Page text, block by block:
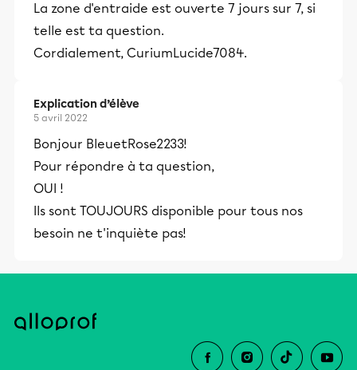
La zone d'entraide est ouverte 7 jours sur 7, si
telle est ta question.
Cordialement, CuriumLucide7084.
Explication d’élève
5 avril 2022
Bonjour BleuetRose2233!
Pour répondre à ta question,
OUI !
Ils sont TOUJOURS disponible pour tous nos
besoin ne t'inquiète pas!